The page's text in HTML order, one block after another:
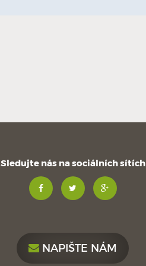
Sledujte nás na sociálních sítích
NAPIŠTE NÁM